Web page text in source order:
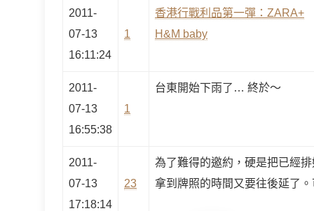
2011-
07-13
16:11:24
1
香港行戰利品第一彈：ZARA+
H&M baby
2011-
07-13
16:55:38
1
台東開始下雨了… 終於～
2011-
07-13
17:18:14
23
為了難得的邀約，硬是把已經
拿到牌照的時間又要往後延了